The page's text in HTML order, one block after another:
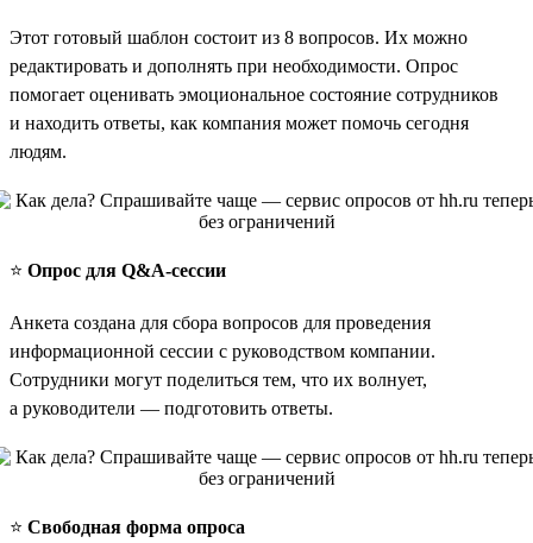
Этот готовый шаблон состоит из 8 вопросов. Их можно
редактировать и дополнять при необходимости. Опрос
помогает оценивать эмоциональное состояние сотрудников
и находить ответы, как компания может помочь сегодня
людям.
⭐️ Опрос для Q&A-сессии
Анкета создана для сбора вопросов для проведения
информационной сессии с руководством компании.
Сотрудники могут поделиться тем, что их волнует,
а руководители — подготовить ответы.
⭐️ Свободная форма опроса